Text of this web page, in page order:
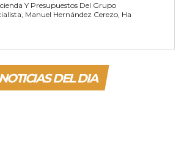
Y Presupuestos Del Grupo
Manuel Hernández Cerezo, Ha
DEL DIA